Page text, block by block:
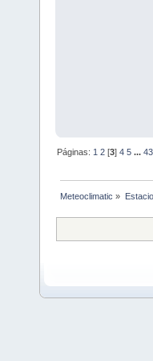
Páginas: 1 2 [3]4 5 ...43
Meteoclimatic »